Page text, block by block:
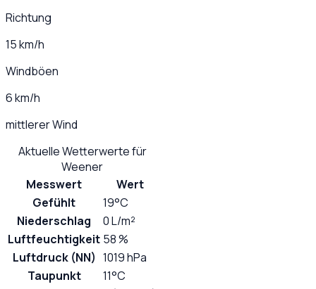
Richtung
15 km/h
Windböen
6 km/h
mittlerer Wind
Aktuelle Wetterwerte für
Weener
Messwert
Wert
Gefühlt
19°C
Niederschlag
0 L/m²
Luftfeuchtigkeit 58 %
Luftdruck (NN) 1019 hPa
Taupunkt
11°C